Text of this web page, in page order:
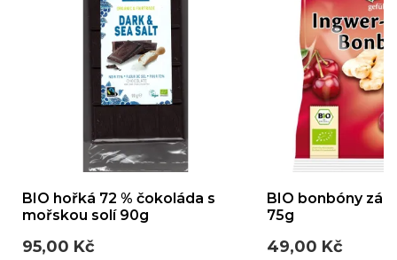
BIO hořká 72 % čokoláda s
mořskou solí 90g
95,00 Kč
BIO bonbóny
75g
49,00 Kč